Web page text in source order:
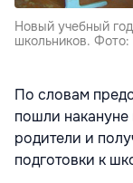
Новый учебный
школьников.
По словам
пошли накануне
родители и
подготовки к